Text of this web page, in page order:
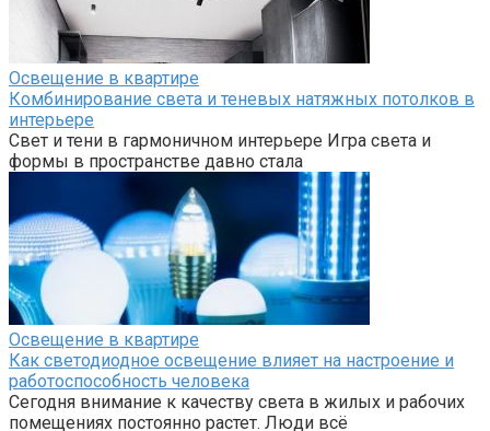
Освещение в квартире
Комбинирование света и теневых натяжных потолков в
интерьере
Свет и тени в гармоничном интерьере Игра света и
формы в пространстве давно стала
Освещение в квартире
Как светодиодное освещение влияет на настроение и
работоспособность человека
Сегодня внимание к качеству света в жилых и рабочих
помещениях постоянно растет. Люди всё